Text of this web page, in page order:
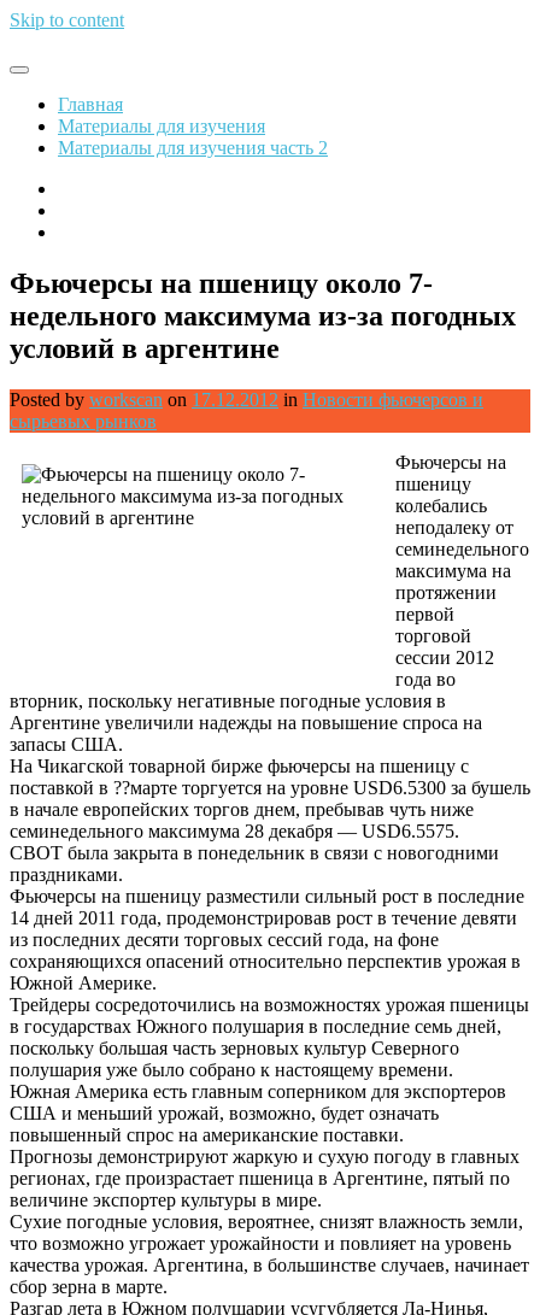
Skip to content
Обрети финансовую свободу
Главная
Материалы для изучения
Материалы для изучения часть 2
Фьючерсы на пшеницу около 7-
недельного максимума из-за погодных
условий в аргентине
Posted by workscan on 17.12.2012 in Новости фьючерсов и
сырьевых рынков
Фьючерсы на
пшеницу
колебались
неподалеку от
семинедельного
максимума на
протяжении
первой
торговой
сессии 2012
года во
вторник, поскольку негативные погодные условия в
Аргентине увеличили надежды на повышение спроса на
запасы США.
На Чикагской товарной бирже фьючерсы на пшеницу с
поставкой в ??марте торгуется на уровне USD6.5300 за бушель
в начале европейских торгов днем, пребывав чуть ниже
семинедельного максимума 28 декабря — USD6.5575.
CBOT была закрыта в понедельник в связи с новогодними
праздниками.
Фьючерсы на пшеницу разместили сильный рост в последние
14 дней 2011 года, продемонстрировав рост в течение девяти
из последних десяти торговых сессий года, на фоне
сохраняющихся опасений относительно перспектив урожая в
Южной Америке.
Трейдеры сосредоточились на возможностях урожая пшеницы
в государствах Южного полушария в последние семь дней,
поскольку большая часть зерновых культур Северного
полушария уже было собрано к настоящему времени.
Южная Америка есть главным соперником для экспортеров
США и меньший урожай, возможно, будет означать
повышенный спрос на американские поставки.
Прогнозы демонстрируют жаркую и сухую погоду в главных
регионах, где произрастает пшеница в Аргентине, пятый по
величине экспортер культуры в мире.
Сухие погодные условия, вероятнее, снизят влажность земли,
что возможно угрожает урожайности и повлияет на уровень
качества урожая. Аргентина, в большинстве случаев, начинает
сбор зерна в марте.
Разгар лета в Южном полушарии усугубляется Ла-Нинья,